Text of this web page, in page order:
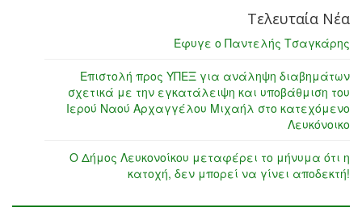
Τελευταία Νέα
Έφυγε ο Παντελής Τσαγκάρης
Επιστολή προς ΥΠΕΞ για ανάληψη διαβημάτων
σχετικά με την εγκατάλειψη και υποβάθμιση του
Ιερού Ναού Αρχαγγέλου Μιχαήλ στο κατεχόμενο
Λευκόνοικο
Ο Δήμος Λευκονοίκου μεταφέρει το μήνυμα ότι η
κατοχή, δεν μπορεί να γίνει αποδεκτή!